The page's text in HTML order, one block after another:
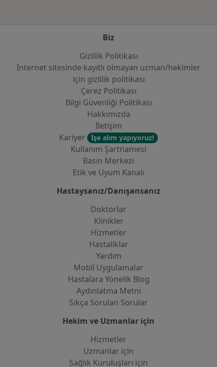
Biz
Gizlilik Politikası
İnternet sitesinde kayıtlı olmayan uzman/hekimler
i̇çin gizlilik politikası
Çerez Politikası
Bilgi Güvenliği Politikası
Hakkımızda
İletişim
Kariyer
İşe alım yapıyoruz!
Kullanım Şartnamesi
Basın Merkezi
Etik ve Uyum Kanalı
Hastaysanız/Danışansanız
Doktorlar
Klinikler
Hizmetler
Hastaliklar
Yardım
Mobil Uygulamalar
Hastalara Yönelik Blog
Aydınlatma Metni
Sıkça Sorulan Sorular
Hekim ve Uzmanlar için
Hizmetler
Uzmanlar için
Sağlık Kuruluşları için